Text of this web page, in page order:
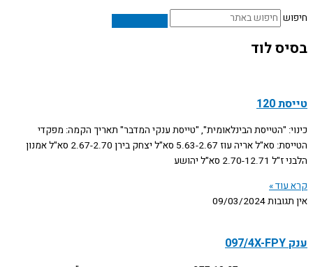
חיפוש
בסיס לוד
טייסת 120
כינוי: "הטייסת הבינלאומית", "טייסת ענקי המדבר" תאריך הקמה: מפקדי
הטייסת: סא"ל אריה עוז 5.63-2.67 סא"ל יצחק בירן 2.67-2.70 סא"ל אמנון
הלבני ז"ל 2.70-12.71 סא"ל יהושע
קרא עוד »
אין תגובות09/03/2024
ענק 097/4X-FPY